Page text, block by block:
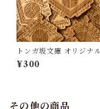
トンガ坂文庫 オリジナ
尾鷲ひのきのステッカー
¥300
その他の商品